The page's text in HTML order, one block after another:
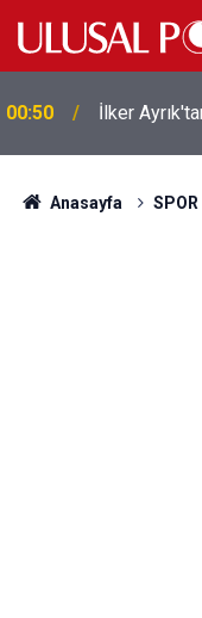
00:39
Liverpool
Anasayfa SPOR